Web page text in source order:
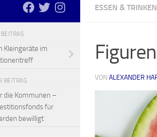
ESSEN & TRINKEN
VON ALEXANDER
Kleingeräte im
BEITRAG
die Kommunen –
für
bewilligt